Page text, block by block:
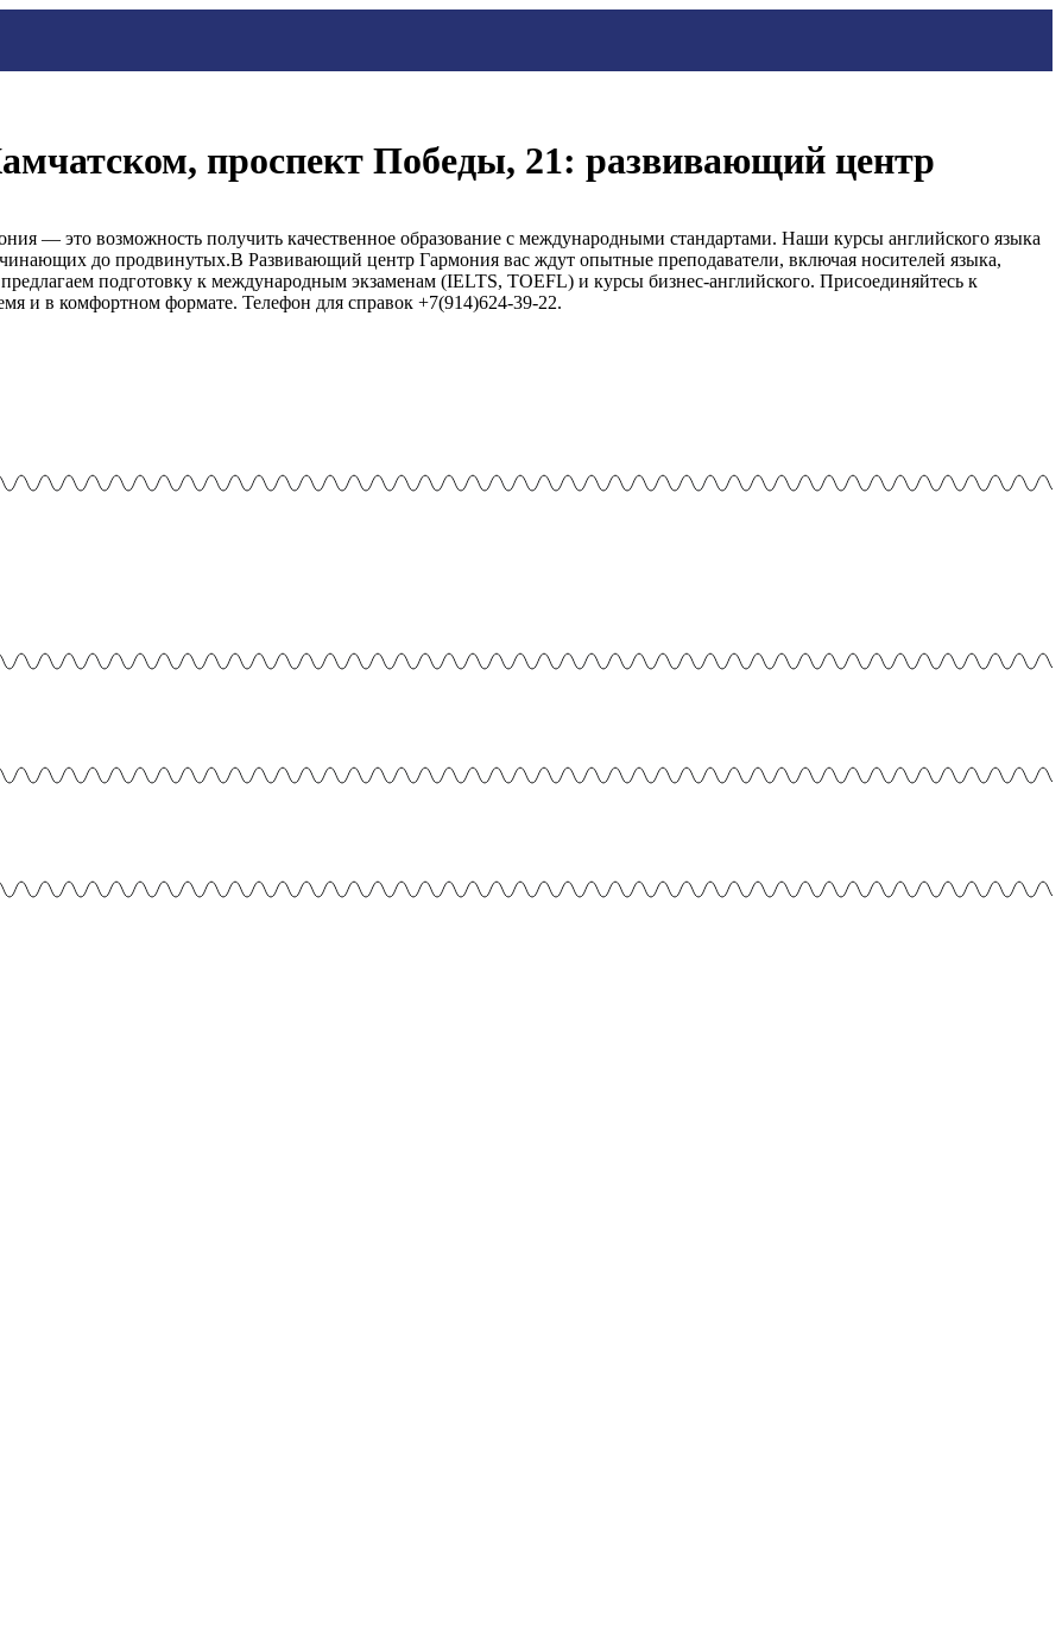
проспект Победы, 21: развивающий центр
— это возможность получить качественное образование с международными стандартами. Наши курсы английского языка
до продвинутых.В Развивающий центр Гармония вас ждут опытные преподаватели, включая носителей языка,
подготовку к международным экзаменам (IELTS, TOEFL) и курсы бизнес-английского. Присоединяйтесь к
и в комфортном формате. Телефон для справок +7(914)624-39-22.